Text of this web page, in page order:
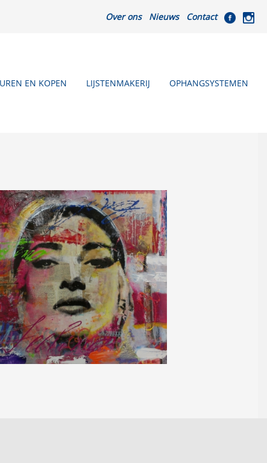
Over ons Nieuws Contact
EN KOPEN LIJSTENMAKERIJ OPHANGSYSTEMEN